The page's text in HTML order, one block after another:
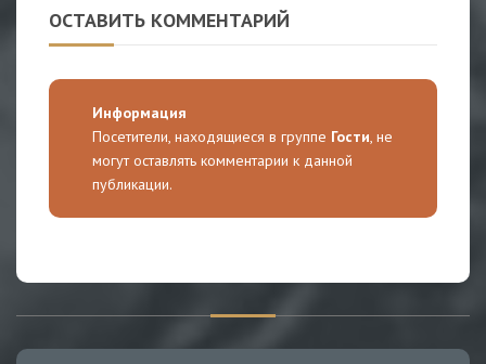
ОСТАВИТЬ КОММЕНТАРИЙ
Информация
Посетители, находящиеся в группе Гости , не
могут оставлять комментарии к данной
публикации.